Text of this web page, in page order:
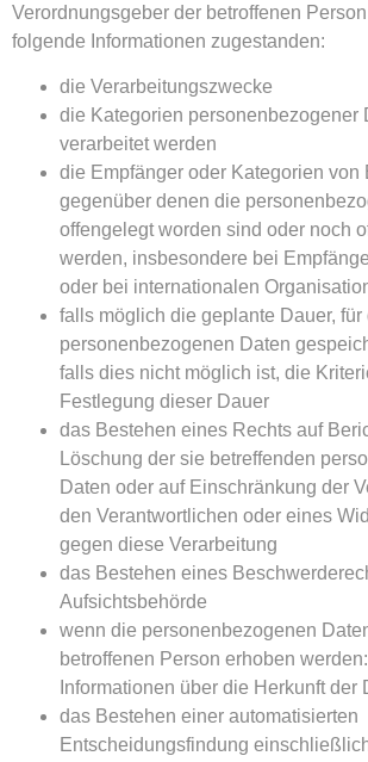
Verordnungsgeber der betroffenen
folgende Informationen zugestanden:
die Verarbeitungszwecke
die Kategorien personenbezogener
verarbeitet werden
die Empfänger oder Kategorien von
gegenüber denen die
offengelegt worden sind oder noch
werden, insbesondere bei
oder bei internationalen
falls möglich die geplante Dauer, für
personenbezogenen Daten
falls dies nicht möglich ist, die
Festlegung dieser Dauer
das Bestehen eines Rechts auf
Löschung der sie betreffenden
Daten oder auf Einschränkung der
den Verantwortlichen oder eines
gegen diese Verarbeitung
das Bestehen eines
Aufsichtsbehörde
wenn die personenbezogenen
betroffenen Person erhoben
Informationen über die Herkunft der
das Bestehen einer automatisierten
Entscheidungsfindung